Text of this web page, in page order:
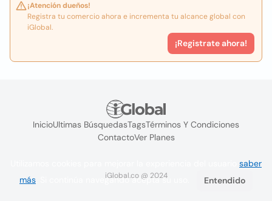
¡Atención dueños!
Registra tu comercio ahora e incrementa tu alcance global con
iGlobal.
¡Registrate ahora!
InicioUltimas BúsquedasTagsTérminos Y Condiciones
ContactoVer Planes
iGlobal.co @ 2024
saber
más . Si continúa navegando acepta su uso. Entendido